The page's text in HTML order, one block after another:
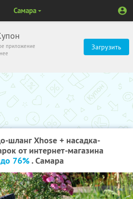
приложение
Загрузить
Самара
шланг Xhose + насадка-
от интернет-магазина
76%. Самара